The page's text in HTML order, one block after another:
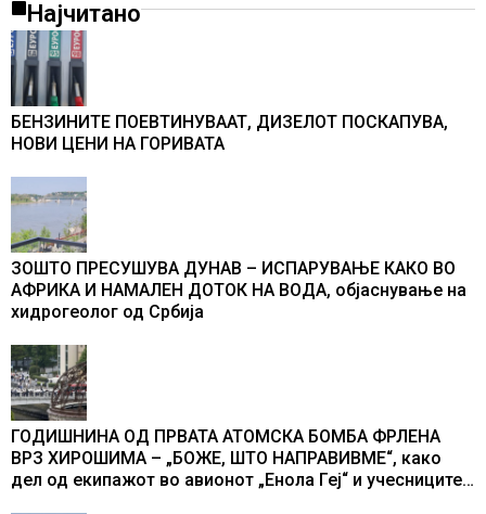
Најчитано
БЕНЗИНИТЕ ПОЕВТИНУВААТ, ДИЗЕЛОТ ПОСКАПУВА,
НОВИ ЦЕНИ НА ГОРИВАТА
ЗОШТО ПРЕСУШУВА ДУНАВ – ИСПАРУВАЊЕ КАКО ВО
АФРИКА И НАМАЛЕН ДОТОК НА ВОДА, објаснување на
хидрогеолог од Србија
ГОДИШНИНА ОД ПРВАТА АТОМСКА БОМБА ФРЛЕНА
ВРЗ ХИРОШИМА – „БОЖЕ, ШТО НАПРАВИВМЕ“, како
дел од екипажот во авионот „Енола Геј“ и учесниците